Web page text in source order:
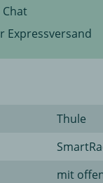
Expressversand
Thule
mit